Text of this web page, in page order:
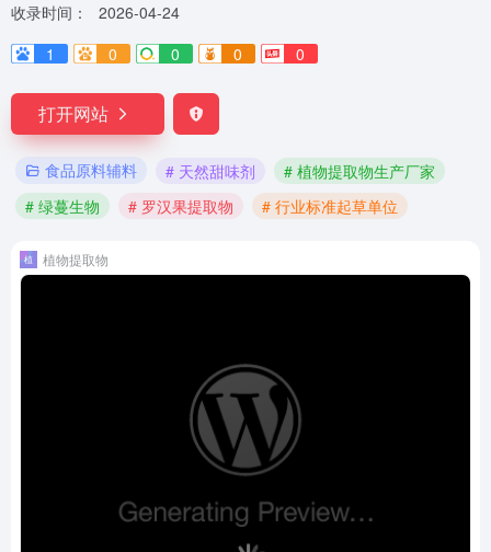
收录时间：
2026-04-24
1
0 0 0 0
打开网站
食品原料辅料 # 天然甜味剂
# 植物提取物生产厂家
# 绿蔓生物
# 罗汉果提取物 # 行业标准起草单位
植物提取物